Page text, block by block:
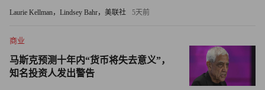
摩根大通（JPMorgan）的分析师曾经在今年3月初警告，西
分析师在3月2日提供给客户的报告中写道：“制裁[……]大
幅提高了俄罗斯政府硬通货债券违约的可能性。”（财富中
Laurie Kellman，Lindsey Bahr，美联社 5天前
商业
马斯克预测十年内“货币将失去意义”，
知名投资人发出警告